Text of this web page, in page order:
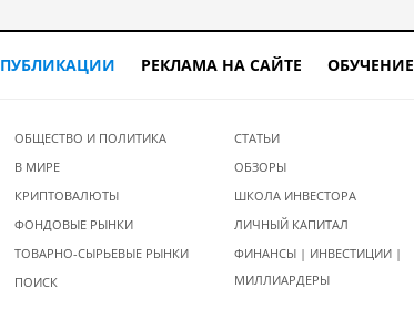
ПУБЛИКАЦИИ РЕКЛАМА НА САЙТЕ ОБУЧЕНИЕ
ОБЩЕСТВО И ПОЛИТИКА
В МИРЕ
КРИПТОВАЛЮТЫ
ФОНДОВЫЕ РЫНКИ
ТОВАРНО-СЫРЬЕВЫЕ РЫНКИ
ПОИСК
СТАТЬИ
ОБЗОРЫ
ШКОЛА ИНВЕСТОРА
ЛИЧНЫЙ КАПИТАЛ
ФИНАНСЫ | ИНВЕСТИЦИИ |
МИЛЛИАРДЕРЫ